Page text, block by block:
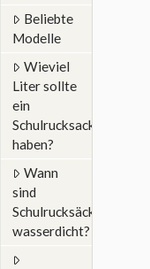
Beliebte
Modelle
Wieviel
Liter sollte
ein
Schulrucksack
haben?
Wann
sind
Schulrucksäcke
wasserdicht?